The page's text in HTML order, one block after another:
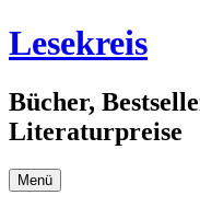
Springe
zum
Lesekreis
Bücher,
Literaturpreise
Menü